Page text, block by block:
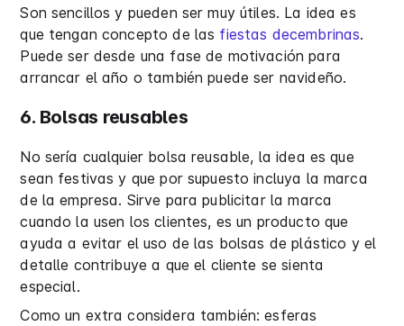
Son sencillos y pueden ser muy útiles. La idea es
que tengan concepto de las fiestas decembrinas.
Puede ser desde una fase de motivación para
arrancar el año o también puede ser navideño.
6. Bolsas reusables
No sería cualquier bolsa reusable, la idea es que
sean festivas y que por supuesto incluya la marca
de la empresa. Sirve para publicitar la marca
cuando la usen los clientes, es un producto que
ayuda a evitar el uso de las bolsas de plástico y el
detalle contribuye a que el cliente se sienta
especial.
Como un extra considera también: esferas